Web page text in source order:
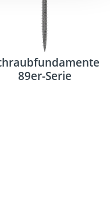
89er-Serie